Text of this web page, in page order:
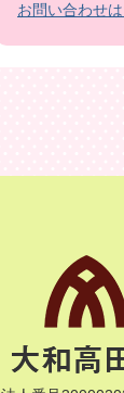
お問い合わせ